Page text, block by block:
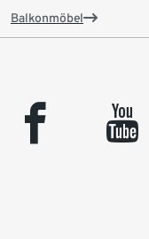
Balkonmöbel
facebook youtube